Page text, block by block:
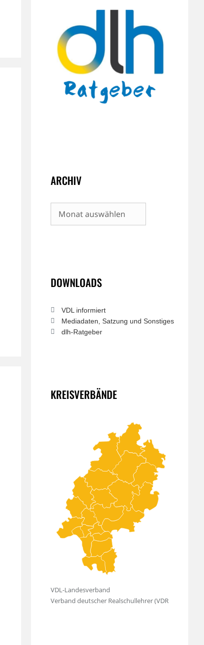
ARCHIV
Archiv
DOWNLOADS
VDL informiert
Mediadaten, Satzung und Sonstiges
dlh-Ratgeber
KREISVERBÄNDE